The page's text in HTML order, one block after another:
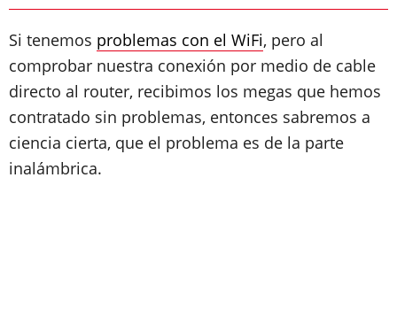
Si tenemos problemas con el WiFi, pero al
comprobar nuestra conexión por medio de cable
directo al router, recibimos los megas que hemos
contratado sin problemas, entonces sabremos a
ciencia cierta, que el problema es de la parte
inalámbrica.